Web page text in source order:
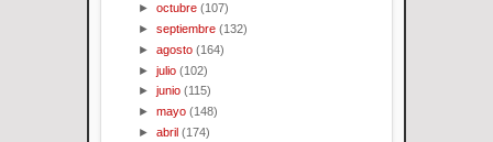
►octubre (107)
►septiembre (132)
►agosto (164)
►julio (102)
►junio (115)
►mayo (148)
►abril (174)